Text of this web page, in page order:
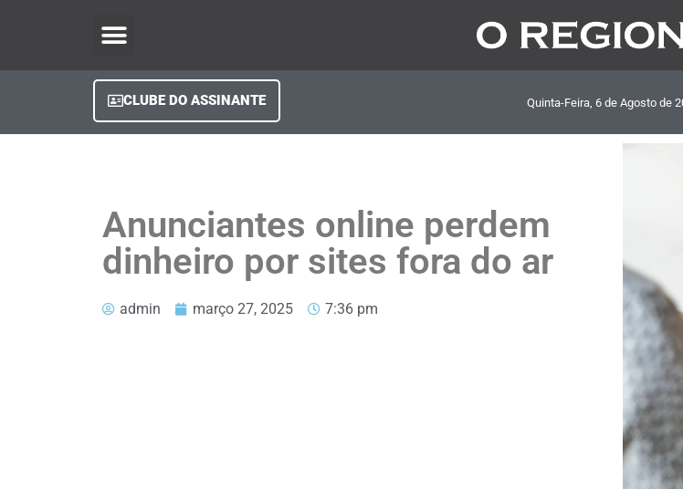
CLUBE DO ASSINANTE Quinta-Feira, 6 de Agosto de
Anunciantes online perdem
dinheiro por sites fora do ar
admin março 27, 2025 7:36 pm